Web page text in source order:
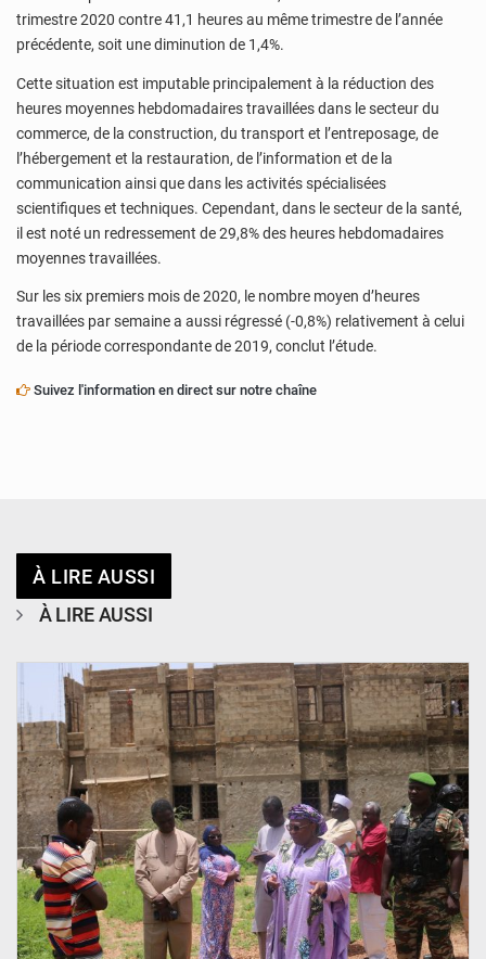
trimestre 2020 contre 41,1 heures au même trimestre de l’année
précédente, soit une diminution de 1,4%.
Cette situation est imputable principalement à la réduction des
heures moyennes hebdomadaires travaillées dans le secteur du
commerce, de la construction, du transport et l’entreposage, de
l’hébergement et la restauration, de l’information et de la
communication ainsi que dans les activités spécialisées
scientifiques et techniques. Cependant, dans le secteur de la santé,
il est noté un redressement de 29,8% des heures hebdomadaires
moyennes travaillées.
Sur les six premiers mois de 2020, le nombre moyen d’heures
travaillées par semaine a aussi régressé (-0,8%) relativement à celui
de la période correspondante de 2019, conclut l’étude.
Suivez l'information en direct sur notre chaîne
À LIRE AUSSI
À LIRE AUSSI